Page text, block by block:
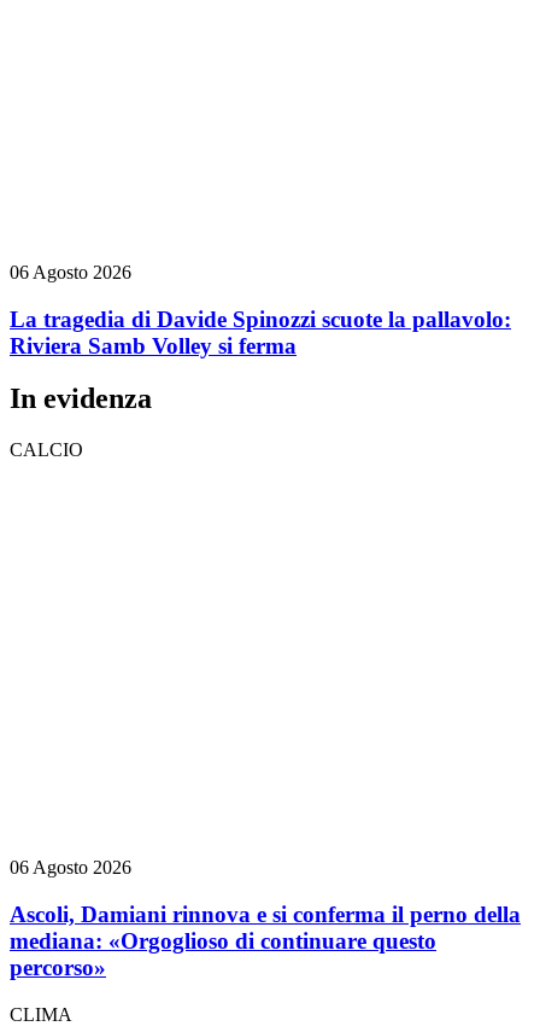
06 Agosto 2026
La tragedia di Davide Spinozzi scuote la pallavolo:
Riviera Samb Volley si ferma
In evidenza
CALCIO
06 Agosto 2026
Ascoli, Damiani rinnova e si conferma il perno della
mediana: «Orgoglioso di continuare questo
percorso»
CLIMA